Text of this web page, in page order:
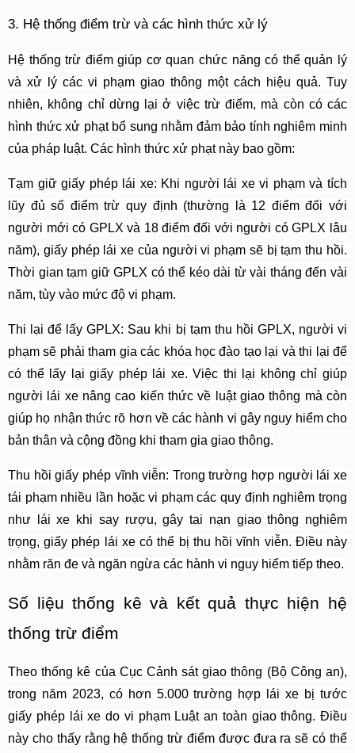
3. Hệ thống điểm trừ và các hình thức xử lý
Hệ thống trừ điểm giúp cơ quan chức năng có thể quản lý
và xử lý các vi phạm giao thông một cách hiệu quả. Tuy
nhiên, không chỉ dừng lại ở việc trừ điểm, mà còn có các
hình thức xử phạt bổ sung nhằm đảm bảo tính nghiêm minh
của pháp luật. Các hình thức xử phạt này bao gồm:
Tạm giữ giấy phép lái xe: Khi người lái xe vi phạm và tích
lũy đủ số điểm trừ quy định (thường là 12 điểm đối với
người mới có GPLX và 18 điểm đối với người có GPLX lâu
năm), giấy phép lái xe của người vi phạm sẽ bị tạm thu hồi.
Thời gian tạm giữ GPLX có thể kéo dài từ vài tháng đến vài
năm, tùy vào mức độ vi phạm.
Thi lại để lấy GPLX: Sau khi bị tạm thu hồi GPLX, người vi
phạm sẽ phải tham gia các khóa học đào tạo lại và thi lại để
có thể lấy lại giấy phép lái xe. Việc thi lại không chỉ giúp
người lái xe nâng cao kiến thức về luật giao thông mà còn
giúp họ nhận thức rõ hơn về các hành vi gây nguy hiểm cho
bản thân và cộng đồng khi tham gia giao thông.
Thu hồi giấy phép vĩnh viễn: Trong trường hợp người lái xe
tái phạm nhiều lần hoặc vi phạm các quy định nghiêm trọng
như lái xe khi say rượu, gây tai nạn giao thông nghiêm
trọng, giấy phép lái xe có thể bị thu hồi vĩnh viễn. Điều này
nhằm răn đe và ngăn ngừa các hành vi nguy hiểm tiếp theo.
Số liệu thống kê và kết quả thực hiện hệ
thống trừ điểm
Theo thống kê của Cục Cảnh sát giao thông (Bộ Công an),
trong năm 2023, có hơn 5.000 trường hợp lái xe bị tước
giấy phép lái xe do vi phạm Luật an toàn giao thông. Điều
này cho thấy rằng hệ thống trừ điểm được đưa ra sẽ có thể